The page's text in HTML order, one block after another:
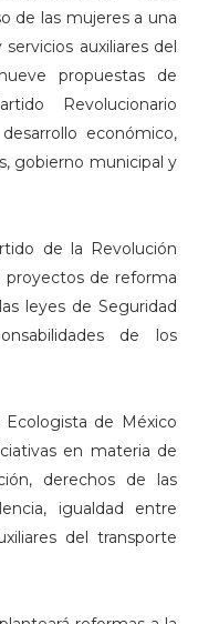
de las mujeres a una
auxiliares del
propuestas de
Revolucionario
económico,
gobierno municipal y
de la Revolución
proyectos de reforma
leyes de Seguridad
de los
de México
en materia de
derechos de las
igualdad entre
del transporte